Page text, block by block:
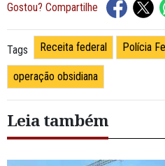
Gostou? Compartilhe
Tags Receita federal Polícia
operação obsidiana
Leia também